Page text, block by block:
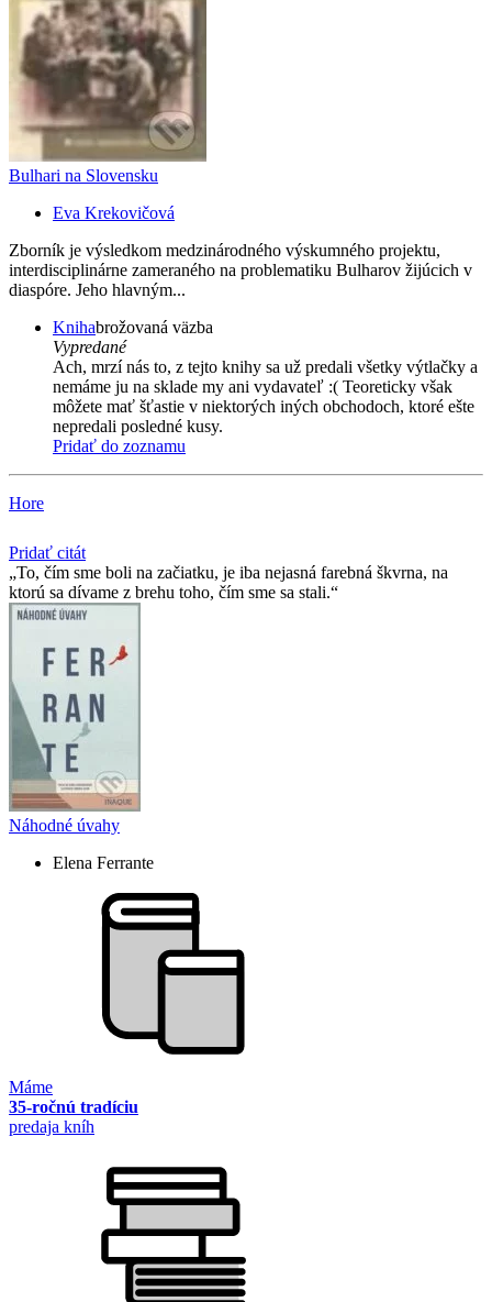
Bulhari na Slovensku
Eva Krekovičová
Zborník je výsledkom medzinárodného výskumného projektu,
interdisciplinárne zameraného na problematiku Bulharov žijúcich v
diaspóre. Jeho hlavným...
Knihabrožovaná väzba
Vypredané
Ach, mrzí nás to, z tejto knihy sa už predali všetky výtlačky a
nemáme ju na sklade my ani vydavateľ :( Teoreticky však
môžete mať šťastie v niektorých iných obchodoch, ktoré ešte
nepredali posledné kusy.
Pridať do zoznamu
Hore
Pridať citát
To, čím sme boli na začiatku, je iba nejasná farebná škvrna, na
ktorú sa dívame z brehu toho, čím sme sa stali.
Náhodné úvahy
Elena Ferrante
Máme
35-ročnú tradíciu
predaja kníh